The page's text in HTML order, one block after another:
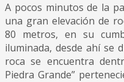
A pocos minutos de la
una gran elevación de
80 metros, en su
iluminada, desde ahí se
roca se encuentra
Piedra Grande”